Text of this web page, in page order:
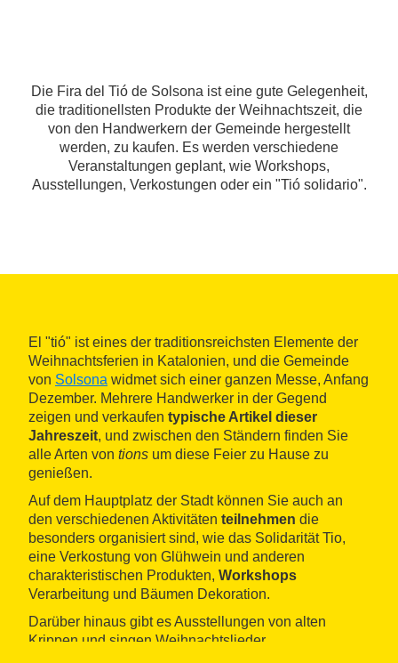
Die Fira del Tió de Solsona ist eine gute Gelegenheit,
die traditionellsten Produkte der Weihnachtszeit, die
von den Handwerkern der Gemeinde hergestellt
werden, zu kaufen. Es werden verschiedene
Veranstaltungen geplant, wie Workshops,
Ausstellungen, Verkostungen oder ein "Tió solidario".
El "tió" ist eines der traditionsreichsten Elemente der
Weihnachtsferien in Katalonien, und die Gemeinde
von Solsona widmet sich einer ganzen Messe, Anfang
Dezember. Mehrere Handwerker in der Gegend
zeigen und verkaufen typische Artikel dieser
Jahreszeit, und zwischen den Ständern finden Sie
alle Arten von tions um diese Feier zu Hause zu
genießen.
Auf dem Hauptplatz der Stadt können Sie auch an
den verschiedenen Aktivitäten teilnehmen die
besonders organisiert sind, wie das Solidarität Tio,
eine Verkostung von Glühwein und anderen
charakteristischen Produkten, Workshops
Verarbeitung und Bäumen Dekoration.
Darüber hinaus gibt es Ausstellungen von alten
Krippen und singen Weihnachtslieder.